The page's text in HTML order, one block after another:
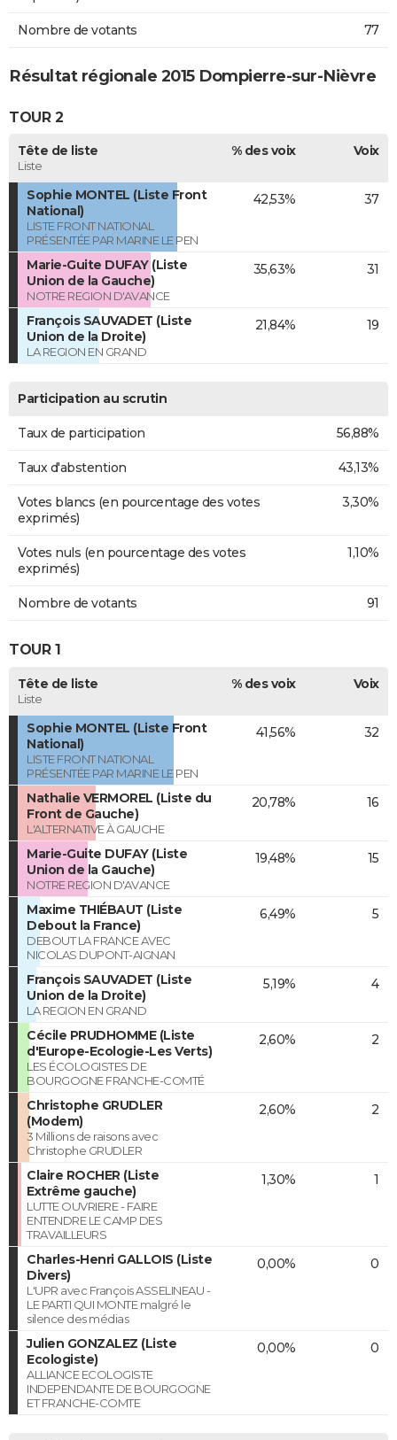
Nombre de votants 77
Résultat régionale 2015 Dompierre-sur-Nièvre
TOUR 2
Tête de liste
Liste
% des voix Voix
Sophie MONTEL (Liste Front
National)
LISTE FRONT NATIONAL
PRÉSENTÉE PAR MARINE LE PEN
42,53% 37
Marie-Guite DUFAY (Liste
Union de la Gauche)
NOTRE REGION D'AVANCE
35,63% 31
François SAUVADET (Liste
Union de la Droite)
LA REGION EN GRAND
21,84% 19
Participation au scrutin
Taux de participation 56,88%
Taux d'abstention 43,13%
Votes blancs (en pourcentage des votes
exprimés)
3,30%
Votes nuls (en pourcentage des votes
exprimés)
1,10%
Nombre de votants 91
TOUR 1
Tête de liste
Liste
% des voix Voix
Sophie MONTEL (Liste Front
National)
LISTE FRONT NATIONAL
PRÉSENTÉE PAR MARINE LE PEN
41,56% 32
Nathalie VERMOREL (Liste du
Front de Gauche)
L'ALTERNATIVE À GAUCHE
20,78% 16
Marie-Guite DUFAY (Liste
Union de la Gauche)
NOTRE REGION D'AVANCE
19,48% 15
Maxime THIÉBAUT (Liste
Debout la France)
DEBOUT LA FRANCE AVEC
NICOLAS DUPONT-AIGNAN
6,49% 5
François SAUVADET (Liste
Union de la Droite)
LA REGION EN GRAND
5,19% 4
Cécile PRUDHOMME (Liste
d'Europe-Ecologie-Les Verts)
LES ÉCOLOGISTES DE
BOURGOGNE FRANCHE-COMTÉ
2,60% 2
Christophe GRUDLER
(Modem)
3 Millions de raisons avec
Christophe GRUDLER
2,60% 2
Claire ROCHER (Liste
Extrême gauche)
LUTTE OUVRIERE - FAIRE
ENTENDRE LE CAMP DES
TRAVAILLEURS
1,30% 1
Charles-Henri GALLOIS (Liste
Divers)
L'UPR avec François ASSELINEAU -
LE PARTI QUI MONTE malgré le
silence des médias
0,00% 0
Julien GONZALEZ (Liste
Ecologiste)
ALLIANCE ECOLOGISTE
INDEPENDANTE DE BOURGOGNE
ET FRANCHE-COMTE
0,00% 0